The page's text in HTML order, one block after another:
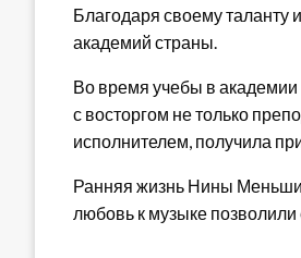
Благодаря своему таланту
академий страны.
Во время учебы в
с восторгом не только
исполнителем, получила
Ранняя жизнь Нины
любовь к музыке